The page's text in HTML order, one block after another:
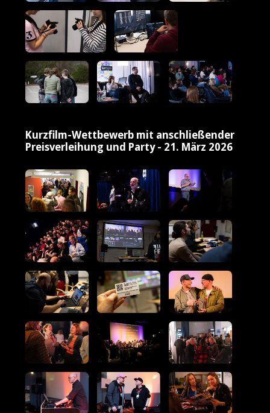
Kurzfilm-Wettbewerb mit anschließender
Preisverleihung und Party - 21. März 2026